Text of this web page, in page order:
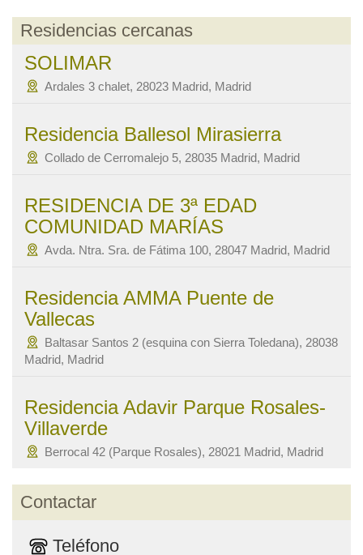
Residencias cercanas
SOLIMAR
Ardales 3 chalet, 28023 Madrid, Madrid
Residencia Ballesol Mirasierra
Collado de Cerromalejo 5, 28035 Madrid, Madrid
RESIDENCIA DE 3ª EDAD
COMUNIDAD MARÍAS
Avda. Ntra. Sra. de Fátima 100, 28047 Madrid, Madrid
Residencia AMMA Puente de
Vallecas
Baltasar Santos 2 (esquina con Sierra Toledana), 28038
Madrid, Madrid
Residencia Adavir Parque Rosales-
Villaverde
Berrocal 42 (Parque Rosales), 28021 Madrid, Madrid
Contactar
Teléfono